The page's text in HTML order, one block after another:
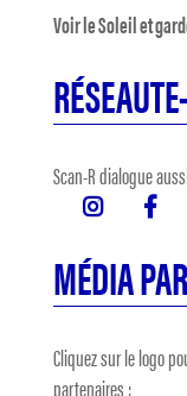
Voir le Soleil et
Scan-R dialogue
MÉDIA
Cliquez sur le logo
partenaires :